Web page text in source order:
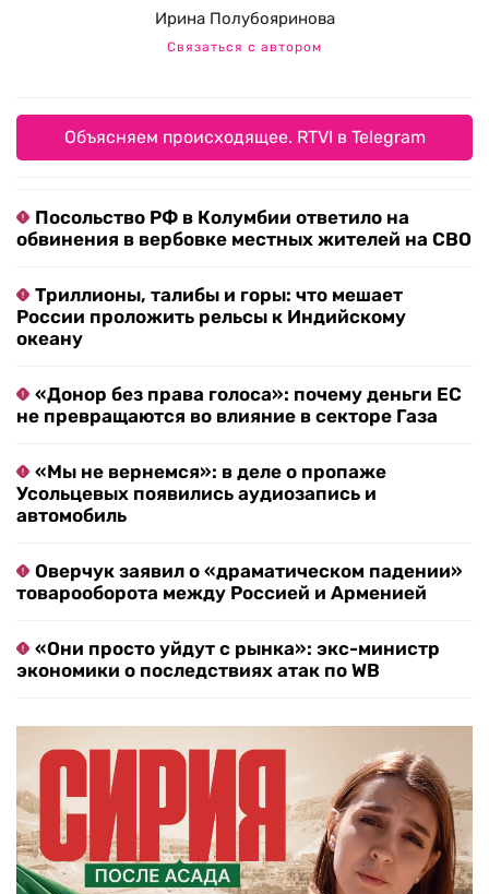
Ирина Полубояринова
Связаться с автором
Объясняем происходящее. RTVI в Telegram
Посольство РФ в Колумбии ответило на
обвинения в вербовке местных жителей на СВО
Триллионы, талибы и горы: что мешает
России проложить рельсы к Индийскому
океану
«Донор без права голоса»: почему деньги ЕС
не превращаются во влияние в секторе Газа
«Мы не вернемся»: в деле о пропаже
Усольцевых появились аудиозапись и
автомобиль
Оверчук заявил о «драматическом падении»
товарооборота между Россией и Арменией
«Они просто уйдут с рынка»: экс-министр
экономики о последствиях атак по WB